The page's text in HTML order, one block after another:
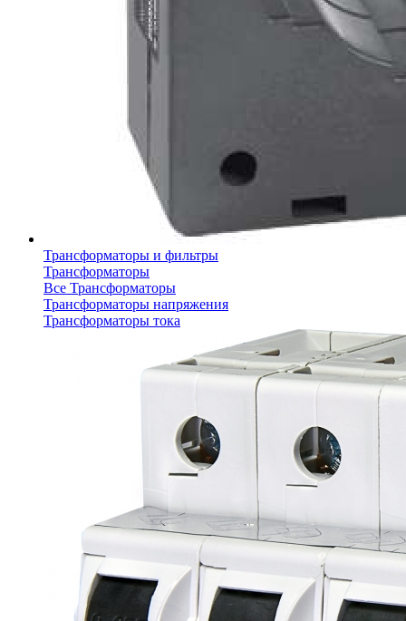
Трансформаторы и фильтры
Трансформаторы
Все Трансформаторы
Трансформаторы напряжения
Трансформаторы тока